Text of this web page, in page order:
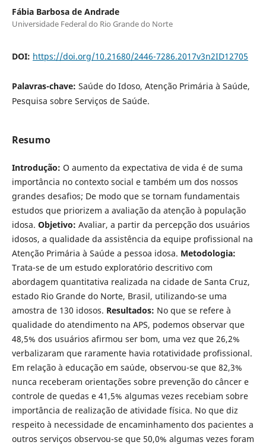
Fábia Barbosa de Andrade
Universidade Federal do Rio Grande do Norte
DOI: https://doi.org/10.21680/2446-7286.2017v3n2ID12705
Palavras-chave: Saúde do Idoso, Atenção Primária à Saúde,
Pesquisa sobre Serviços de Saúde.
Resumo
Introdução: O aumento da expectativa de vida é de suma
importância no contexto social e também um dos nossos
grandes desafios; De modo que se tornam fundamentais
estudos que priorizem a avaliação da atenção à população
idosa. Objetivo: Avaliar, a partir da percepção dos usuários
idosos, a qualidade da assistência da equipe profissional na
Atenção Primária à Saúde a pessoa idosa. Metodologia:
Trata-se de um estudo exploratório descritivo com
abordagem quantitativa realizada na cidade de Santa Cruz,
estado Rio Grande do Norte, Brasil, utilizando-se uma
amostra de 130 idosos. Resultados: No que se refere à
qualidade do atendimento na APS, podemos observar que
48,5% dos usuários afirmou ser bom, uma vez que 26,2%
verbalizaram que raramente havia rotatividade profissional.
Em relação à educação em saúde, observou-se que 82,3%
nunca receberam orientações sobre prevenção do câncer e
controle de quedas e 41,5% algumas vezes recebiam sobre
importância de realização de atividade física. No que diz
respeito à necessidade de encaminhamento dos pacientes a
outros serviços observou-se que 50,0% algumas vezes foram